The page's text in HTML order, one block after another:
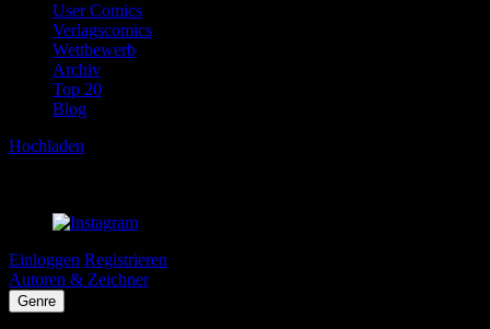
User Comics
Verlagscomics
Wettbewerb
Archiv
Top 20
Blog
Hochladen
Einloggen Registrieren
Autoren & Zeichner
Genre